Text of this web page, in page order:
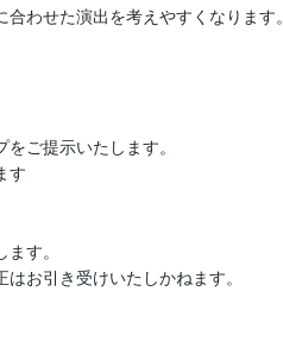
わせた演出を考えやすくなります。
ご提示いたします。
す
す。
お引き受けいたしかねます。